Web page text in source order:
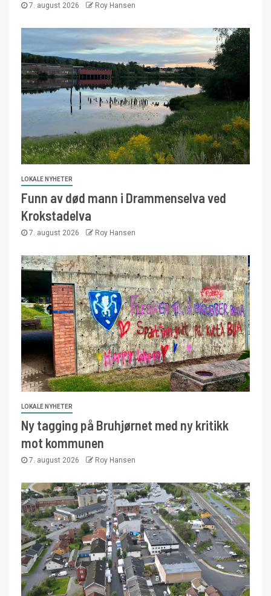
7. august 2026 Roy Hansen
LOKALE NYHETER
Funn av død mann i Drammenselva ved
Krokstadelva
7. august 2026 Roy Hansen
LOKALE NYHETER
Ny tagging på Bruhjørnet med ny kritikk
mot kommunen
7. august 2026 Roy Hansen